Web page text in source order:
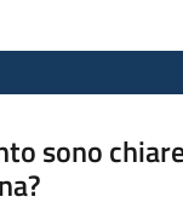
sono